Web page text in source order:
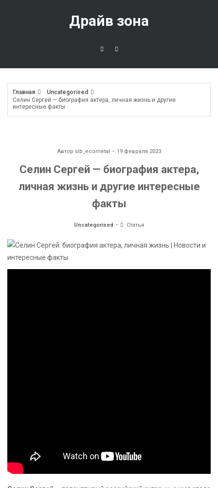
Драйв зона
Главная
Uncategorised
Селин Сергей — биография актера, личная жизнь и другие
интересные факты
Автор sib_ecometal 19 февраля 2023
Селин Сергей — биография актера,
личная жизнь и другие интересные
факты
Uncategorised Статья